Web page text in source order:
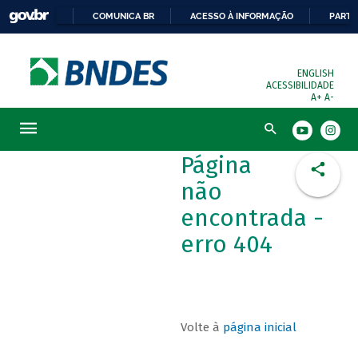
COMUNICA BR ACESSO À INFORMAÇÃO
ENGLISH
ACESSIBILIDADE
A+ A-
Busca
Página
não
encontrada -
erro 404
Volte à página inicial